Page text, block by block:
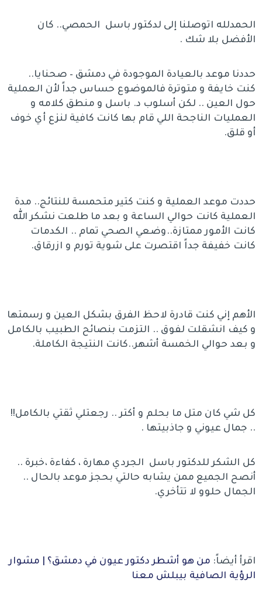
الحمدلله اتوصلنا إلى لدكتور باسل الحمصي.. كان
الأفضل بلا شك .
حددنا موعد بالعيادة الموجودة في دمشق – صحنايا..
كنت خايفة و متوترة فالموضوع حساس جداً لأن العملية
حول العين .. لكن أسلوب د. باسل و منطق كلامه و
العمليات الناجحة اللي قام بها كانت كافية لنزع أي خوف
أو قلق.
حددت موعد العملية و كنت كتير متحمسة للنتائج.. مدة
العملية كانت حوالي الساعة و بعد ما طلعت نشكر الله
كانت الأمور ممتازة..وضعي الصحي تمام .. الكدمات
كانت خفيفة جداً اقتصرت على شوية تورم و ازرقاق.
الأهم إني كنت قادرة لاحظ الفرق بشكل العين و رسمتها
و كيف انشقلت لفوق .. التزمت بنصائح الطبيب بالكامل
و بعد حوالي الخمسة أشهر..كانت النتيجة الكاملة.
كل شي كان متل ما بحلم و أكتر .. رجعتلي ثقتي بالكامل!!
.. جمال عيوني و جاذبيتها .
كل الشكر للدكتور باسل الجردي مهارة ، كفاءة ،خبرة ..
أنصح الجميع ممن يشابه حالتي بحجز موعد بالحال ..
الجمال حلوو لا تتأخري.
اقرأ أيضاً: من هو أشطر دكتور عيون في دمشق؟ | مشوار
الرؤية الصافية بيبلش معنا